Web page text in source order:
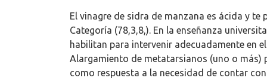
El vinagre de sidra de manzana es ácida y
Categoría (78,3,8,). En la enseñanza
habilitan para intervenir adecuadamente en
Alargamiento de metatarsianos (uno o
como respuesta a la necesidad de contar